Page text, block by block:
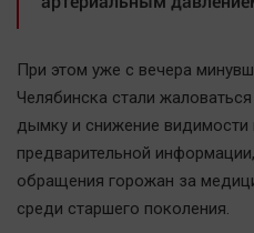
Образование
Автомобили
XX век: криминальные уроки
Банки
Медиаграмотность
При этом уже с вечера
Челябинска стали
дымку и снижение видимости
предварительной
обращения горожан за
среди старшего поколения.